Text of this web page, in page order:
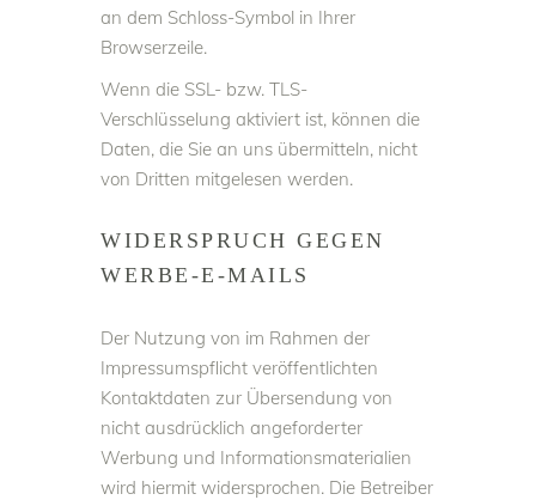
an dem Schloss-Symbol in Ihrer
Browserzeile.
Wenn die SSL- bzw. TLS-
Verschlüsselung aktiviert ist, können die
Daten, die Sie an uns übermitteln, nicht
von Dritten mitgelesen werden.
WIDERSPRUCH GEGEN
WERBE-E-MAILS
Der Nutzung von im Rahmen der
Impressumspflicht veröffentlichten
Kontaktdaten zur Übersendung von
nicht ausdrücklich angeforderter
Werbung und Informationsmaterialien
wird hiermit widersprochen. Die Betreiber